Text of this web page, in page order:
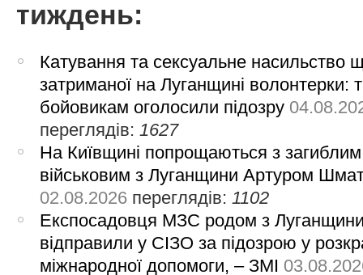
тиждень:
Катування та сексуальне насильство
затриманої на Луганщині волонтерки:
бойовикам оголосили підозру
переглядів: 1627
На Київщині попрощаються з загиблим
військовим з Луганщини Артуром
02.08.2026 переглядів: 1102
Експосадовця МЗС родом з
відправили у СІЗО за підозрою у
міжнародної допомоги, – ЗМІ